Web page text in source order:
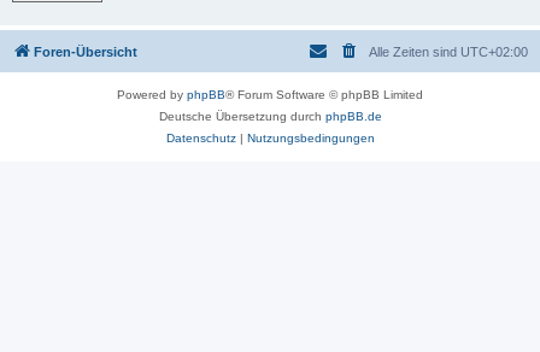
Foren-Übersicht Alle Zeiten sind UTC+02:00
Powered by phpBB® Forum Software © phpBB Limited
Deutsche Übersetzung durch phpBB.de
Datenschutz| Nutzungsbedingungen